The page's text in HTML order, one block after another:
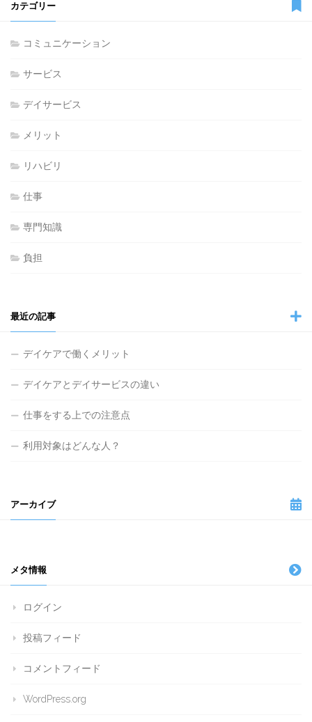
カテゴリー
コミュニケーション
サービス
デイサービス
メリット
リハビリ
仕事
専門知識
負担
最近の記事
デイケアで働くメリット
デイケアとデイサービスの違い
仕事をする上での注意点
利用対象はどんな人？
アーカイブ
メタ情報
ログイン
投稿フィード
コメントフィード
WordPress.org